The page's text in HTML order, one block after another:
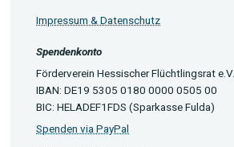
Impressum & Datenschutz
Spendenkonto
Förderverein Hessischer Flüchtlingsrat e.V.
IBAN: DE19 5305 0180 0000 0505 00
BIC: HELADEF1FDS (Sparkasse Fulda)
Spenden via PayPal